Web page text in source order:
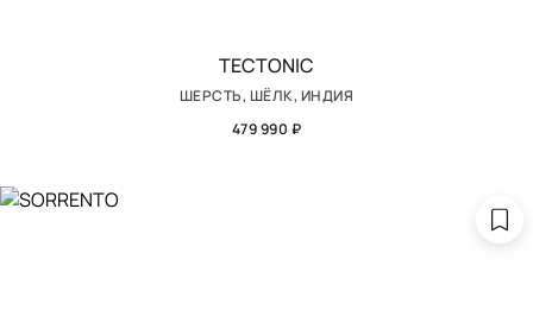
TECTONIC
ШЕРСТЬ, ШЁЛК, ИНДИЯ
479 990 ₽